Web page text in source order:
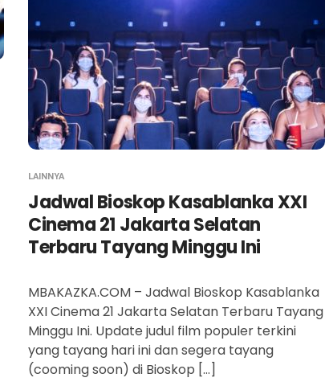
LAINNYA
Jadwal Bioskop Kasablanka XXI
Cinema 21 Jakarta Selatan
Terbaru Tayang Minggu Ini
MBAKAZKA.COM – Jadwal Bioskop Kasablanka
XXI Cinema 21 Jakarta Selatan Terbaru Tayang
Minggu Ini. Update judul film populer terkini
yang tayang hari ini dan segera tayang
(cooming soon) di Bioskop […]